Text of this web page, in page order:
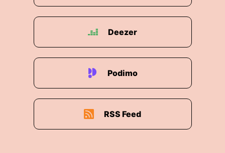
Deezer
Podimo
RSS Feed